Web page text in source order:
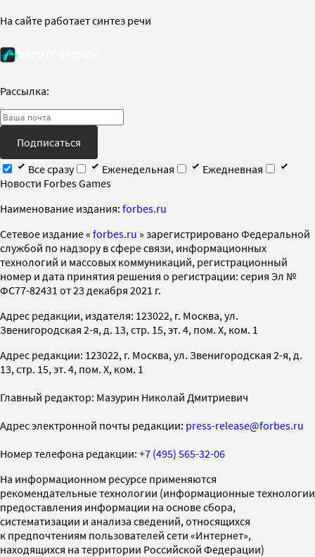
На сайте работает синтез речи
Рассылка:
Подписаться
Все сразу
Еженедельная
Ежедневная
Новости Forbes Games
Наименование издания: forbes.ru
Cетевое издание « forbes.ru » зарегистрировано Федеральной
службой по надзору в сфере связи, информационных
технологий и массовых коммуникаций, регистрационный
номер и дата принятия решения о регистрации: серия Эл №
ФС77-82431 от 23 декабря 2021 г.
Адрес редакции, издателя: 123022, г. Москва, ул.
Звенигородская 2-я, д. 13, стр. 15, эт. 4, пом. X, ком. 1
Адрес редакции: 123022, г. Москва, ул. Звенигородская 2-я, д.
13, стр. 15, эт. 4, пом. X, ком. 1
Главный редактор: Мазурин Николай Дмитриевич
Адрес электронной почты редакции: press-release@forbes.ru
Номер телефона редакции: +7 (495) 565-32-06
На информационном ресурсе применяются
рекомендательные технологии (информационные технологии
предоставления информации на основе сбора,
систематизации и анализа сведений, относящихся
к предпочтениям пользователей сети «Интернет»,
находящихся на территории Российской Федерации)